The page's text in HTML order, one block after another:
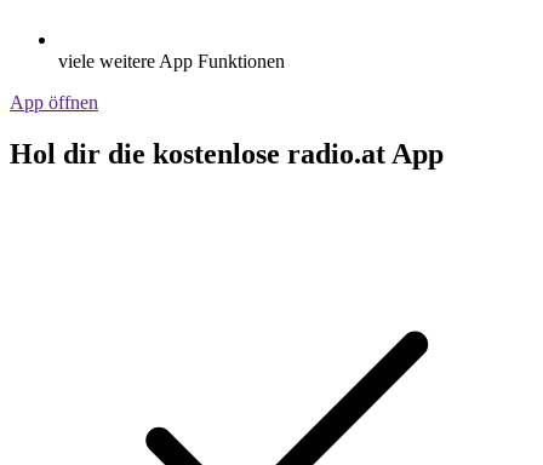
viele weitere App Funktionen
App öffnen
Hol dir die kostenlose radio.at App